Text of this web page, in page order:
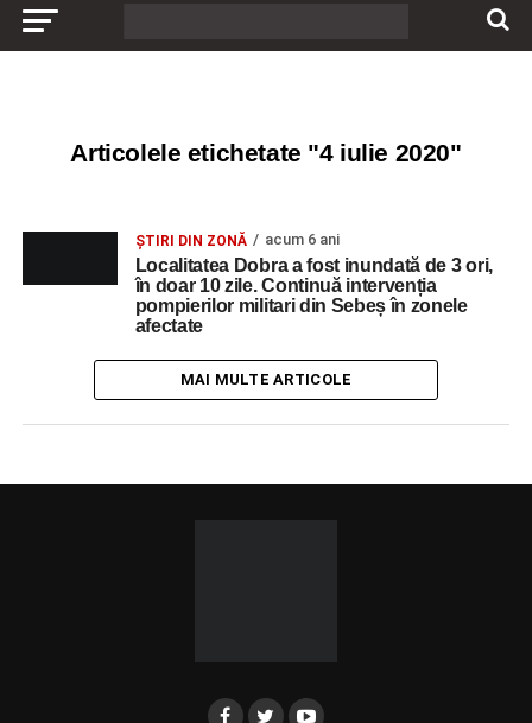
Articolele etichetate "4 iulie 2020"
ȘTIRI DIN ZONĂ acum 6 ani
Localitatea Dobra a fost inundată de 3 ori,
în doar 10 zile. Continuă intervenția
pompierilor militari din Sebeș în zonele
afectate
MAI MULTE ARTICOLE